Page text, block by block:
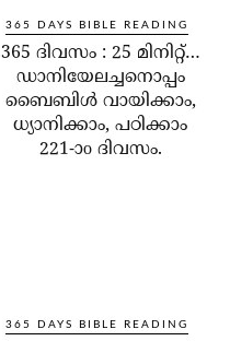
365 DAYS BIBLE READING
365 ദിവസം : 25 മിനിറ്റ്…
ഡാനിയേലച്ചനൊപ്പം
ബൈബിൾ വായിക്കാം,
ധ്യാനിക്കാം, പഠിക്കാം
221-ാo ദിവസം.
365 DAYS BIBLE READING